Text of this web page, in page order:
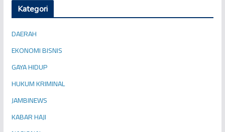
Kategori
DAERAH
EKONOMI BISNIS
GAYA HIDUP
HUKUM KRIMINAL
JAMBINEWS
KABAR HAJI